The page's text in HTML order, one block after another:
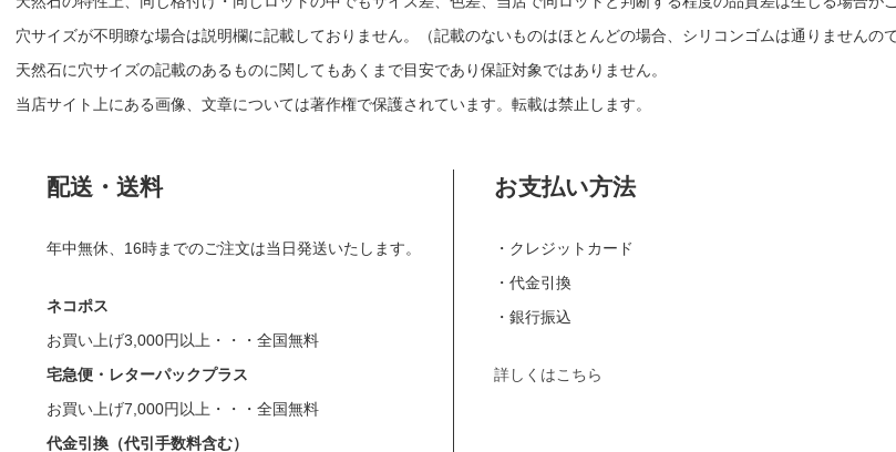
穴サイズが不明瞭な場合は説明欄に記載しておりません。（記載のないものはほとんどの場合、シリコンゴムは通りませんの
天然石に穴サイズの記載のあるものに関してもあくまで目安であり保証対象ではありません。
当店サイト上にある画像、文章については著作権で保護されています。転載は禁止します。
配送・送料
年中無休、16時までのご注文は当日発送いたします。
ネコポス
お買い上げ3,000円以上・・・全国無料
宅急便・レターパックプラス
お買い上げ7,000円以上・・・全国無料
代金引換（代引手数料含む）
お支払い方法
・クレジットカード
・代金引換
・銀行振込
詳しくはこちら